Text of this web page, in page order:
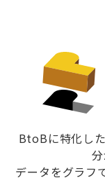
BtoBに特化し
データをグラフ